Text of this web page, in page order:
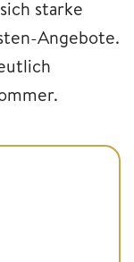
starke
Angebote.